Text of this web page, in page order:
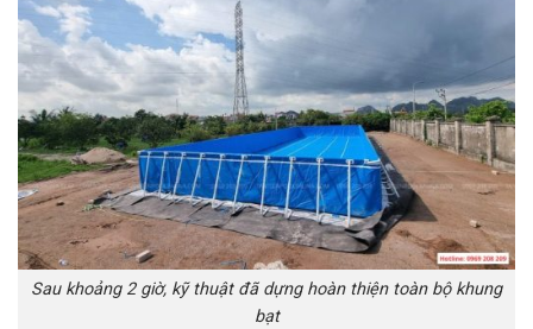
Sau khoảng 2 giờ, kỹ thuật đã dựng hoàn thiện toàn bộ khung
bạt